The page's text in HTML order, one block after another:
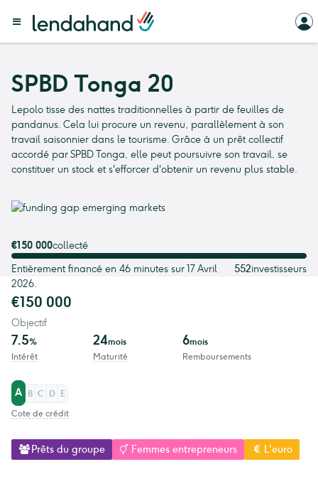
SPBD Tonga 20
Lepolo tisse des nattes traditionnelles à partir de feuilles de
pandanus. Cela lui procure un revenu, parallèlement à son
travail saisonnier dans le tourisme. Grâce à un prêt collectif
accordé par SPBD Tonga, elle peut poursuivre son travail, se
constituer un stock et s'efforcer d'obtenir un revenu plus stable.
€150 000collecté
Entièrement financé en 46 minutes sur 17 Avril
2026.
552investisseurs
€150 000
Objectif
7.5%
Intérêt
24mois
Maturité
6mois
Remboursements
A B C D
E
Cote de crédit
Prêts du groupe Femmes entrepreneurs L'euro